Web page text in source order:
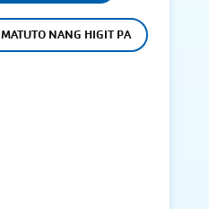
MATUTO NANG HIGIT PA